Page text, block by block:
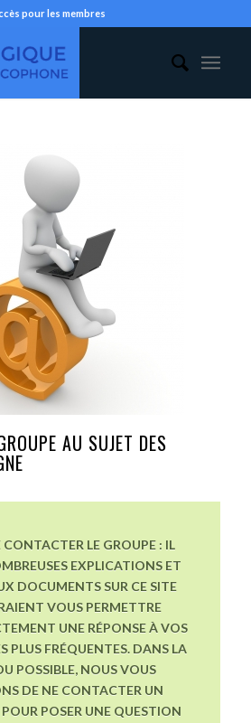
pour les membres
AU SUJET DES
LE GROUPE : IL
EXPLICATIONS ET
DOCUMENTS SUR CE SITE
VOUS PERMETTRE
UNE RÉPONSE À VOS
PLUS FRÉQUENTES. DANS LA
POSSIBLE, NOUS VOUS
DE NE CONTACTER UN
POSER UNE QUESTION